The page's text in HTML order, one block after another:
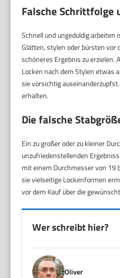
Falsche Schrittfolge
Schnell und ungeduldig arbeiten
Glätten, stylen oder bürsten vor
schöneres Ergebnis zu erzielen.
Locken nach dem Stylen etwas
sie vorsichtig
erhalten.
Die falsche
Ein zu großer oder zu kleiner
unzufriedenstellenden
mit einem Durchmesser von 19
sie vielseitige Lockenformen
vor dem Kauf über die
Wer schreibt hier?
Oliver